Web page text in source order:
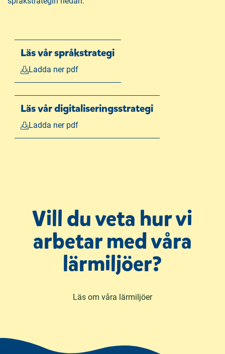
Läs vår språkstrategi
Ladda ner pdf
Läs vår digitaliseringsstrategi
Ladda ner pdf
Vill du veta hur vi
arbetar med våra
lärmiljöer?
Läs om våra lärmiljöer